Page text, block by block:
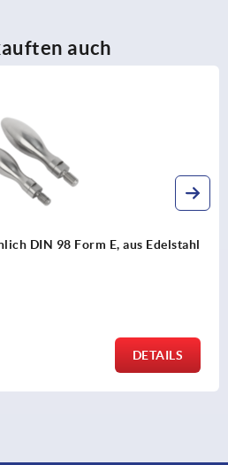
auch
DIN 98 Form E, aus Edelstahl
DETAILS